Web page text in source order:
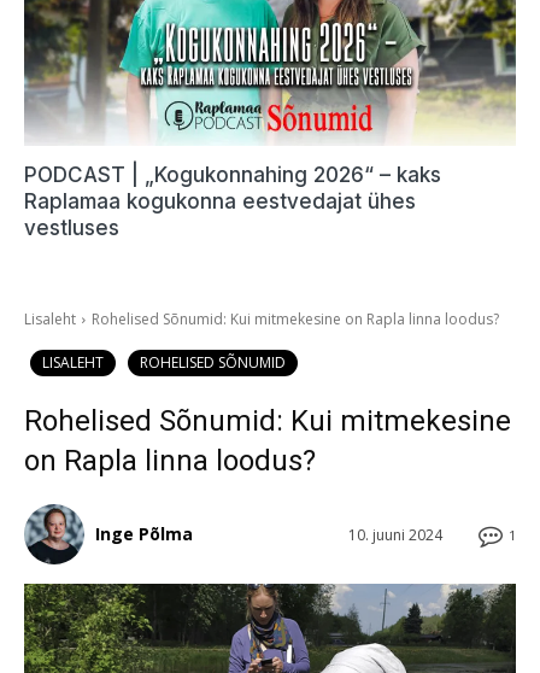
PODCAST | „Kogukonnahing 2026“ – kaks
Raplamaa kogukonna eestvedajat ühes
vestluses